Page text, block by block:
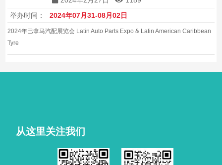
举办时间：
2024年07月31-08月02日
2024年巴拿马汽配展览会 Latin Auto Parts Expo & Latin American Caribbean
Tyre
从这里关注我们